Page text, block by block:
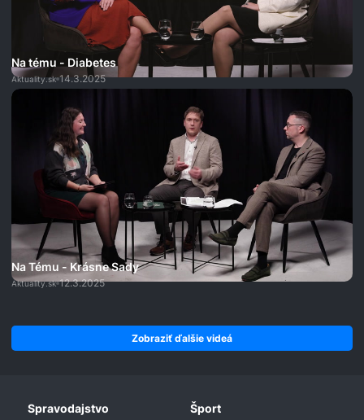
Na tému - Diabetes
Aktuality.sk 14.3.2025
Na Tému - Krásne Sady
Aktuality.sk 12.3.2025
Zobraziť ďalšie videá
Spravodajstvo Šport